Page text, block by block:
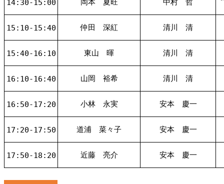
14:30-15:00 岡本 夏旺 中村 哲
15:10-15:40 仲田 深紅 清川 清
15:40-16:10 東山 暉 清川 清
16:10-16:40 山岡 裕希 清川 清
16:50-17:20 小林 永実 安本 慶一
17:20-17:50 道浦 菜々子 安本 慶一
17:50-18:20 近藤 亮介 安本 慶一